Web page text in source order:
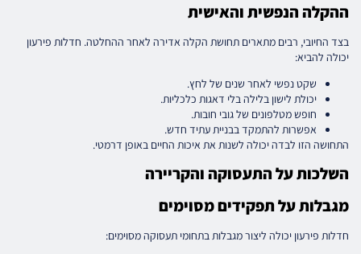
ההקלה הנפשית והאישית
בצד החיובי, רבים מתארים תחושת הקלה אדירה לאחר ההחלטה. חדלות פירעון
יכולה להביא:
שקט נפשי לאחר שנים של לחץ.
יכולת לישון בלילה בלי דאגות כלכליות.
חופש מטלפונים של גובי חובות.
אפשרות להתמקד בבניית עתיד חדש.
התחושה הזו לבדה יכולה לשנות את איכות החיים באופן דרמטי.
השלכות על התעסוקה והקריירה
מגבלות על תפקידים מסוימים
חדלות פירעון יכולה ליצור מגבלות בתחומי תעסוקה מסוימים: